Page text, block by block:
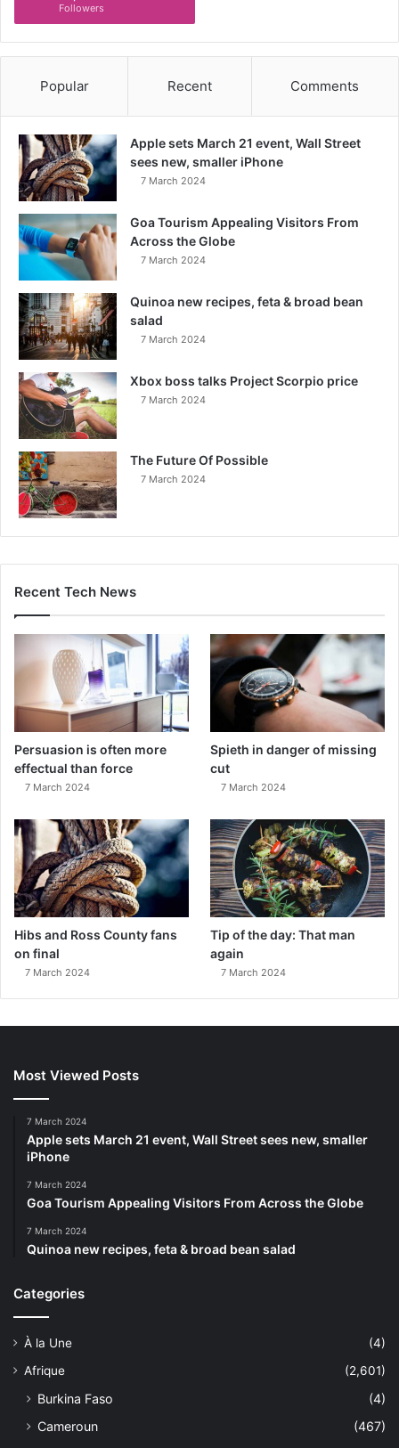
Followers
Popular Recent Comments
Apple sets March 21 event, Wall Street
sees new, smaller iPhone
7 March 2024
Goa Tourism Appealing Visitors From
Across the Globe
7 March 2024
Quinoa new recipes, feta & broad bean
salad
7 March 2024
Xbox boss talks Project Scorpio price
7 March 2024
The Future Of Possible
7 March 2024
Recent Tech News
Persuasion is often more
effectual than force
7 March 2024
Spieth in danger of missing
cut
7 March 2024
Hibs and Ross County fans
on final
7 March 2024
Tip of the day: That man
again
7 March 2024
Most Viewed Posts
7 March 2024
Apple sets March 21 event, Wall Street sees new, smaller
iPhone
7 March 2024
Goa Tourism Appealing Visitors From Across the Globe
7 March 2024
Quinoa new recipes, feta & broad bean salad
Categories
À la Une
(4)
Afrique
(2,601)
Burkina Faso
(4)
Cameroun
(467)